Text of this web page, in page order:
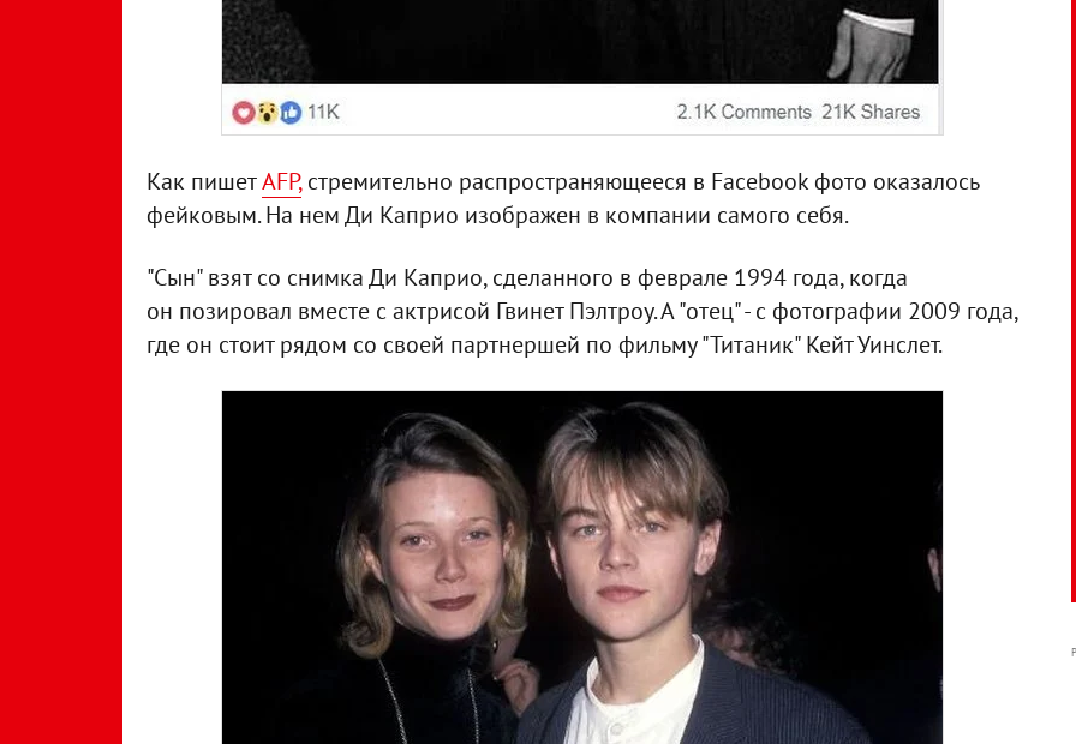
Как пишетAFP,стремительно распространяющееся в Facebook фото оказалось
фейковым. На нем Ди Каприо изображен в компании самого себя.
"Сын" взят со снимка Ди Каприо, сделанного в феврале 1994 года, когда
он позировал вместе с актрисой Гвинет Пэлтроу. А "отец" - с фотографии 2009 года,
где он стоит рядом со своей партнершей по фильму "Титаник" Кейт Уинслет.